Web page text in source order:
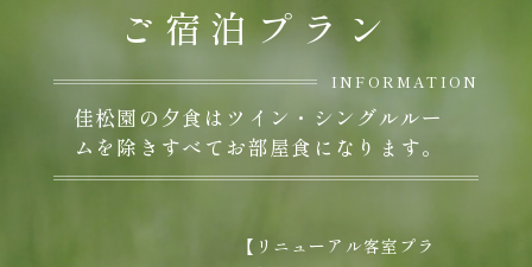
ご宿泊プラン
INFORMATION
佳松園の夕食はツイン・シングルルー
ムを除きすべてお部屋食になります。
【リニューアル客室プラ